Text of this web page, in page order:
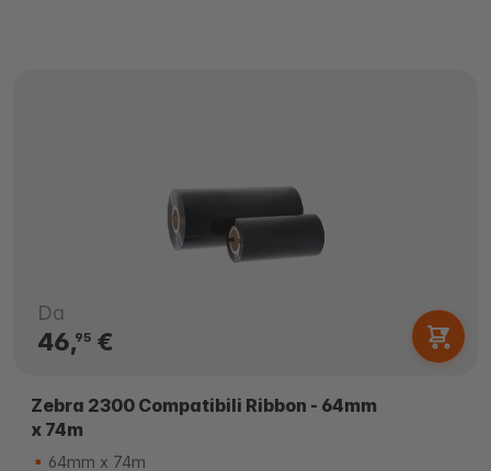
Da
46,95€
Zebra 2300 Compatibili Ribbon - 64mm
x 74m
64mm x 74m